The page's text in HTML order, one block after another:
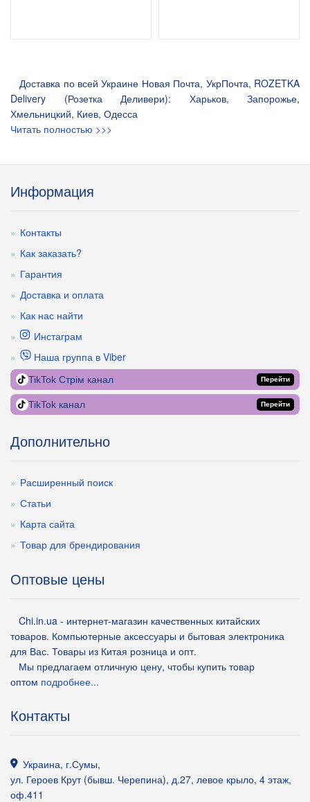
Доставка по всей Украине Новая Почта, УкрПочта, ROZETKA
Delivery (Розетка Деливери): Харьков, Запорожье,
Хмельницкий, Киев, Одесса
Читать полностью >>>
Информация
Контакты
Как заказать?
Гарантия
Доставка и оплата
Как нас найти
Инстаграм
Наша группа в Viber
TikTok Стрім канал Перейти
TikTok канал Перейти
Дополнительно
Расширенный поиск
Статьи
Карта сайта
Товар для брендирования
Оптовые цены
Chi.in.ua - интернет-магазин качественных китайских
товаров. Компьютерные аксессуары и бытовая электроника
для Вас. Товары из Китая розница и опт.
Мы предлагаем отличную цену, чтобы купить товар
оптом подробнее...
Контакты
Украина, г.Сумы,
ул. Героев Крут (бывш. Черепина), д.27, левое крыло, 4 этаж,
оф.411